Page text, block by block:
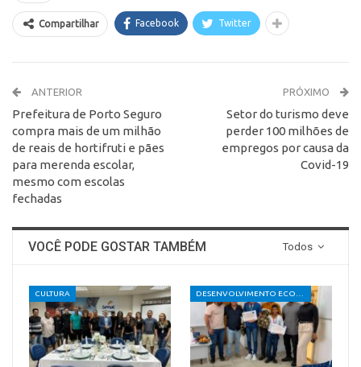
Compartilhar Facebook Twitter
ANTERIOR
Prefeitura de Porto Seguro
compra mais de um milhão
de reais de hortifruti e pães
para merenda escolar,
mesmo com escolas
fechadas
PRÓXIMO
Setor do turismo deve
perder 100 milhões de
empregos por causa da
Covid-19
Todos
VOCÊ PODE GOSTAR TAMBÉM
CULTURA